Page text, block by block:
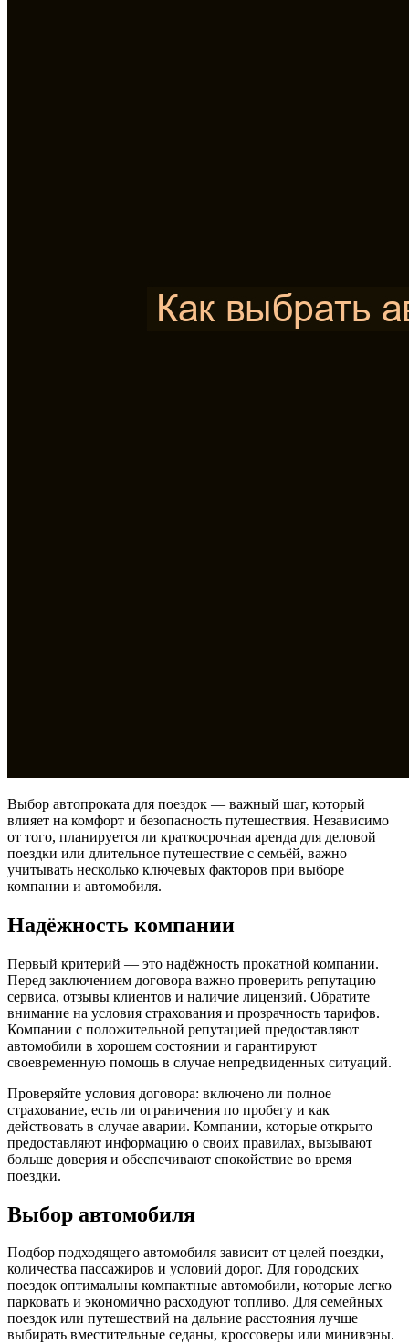
Выбор автопроката для поездок — важный шаг, который
влияет на комфорт и безопасность путешествия. Независимо
от того, планируется ли краткосрочная аренда для деловой
поездки или длительное путешествие с семьёй, важно
учитывать несколько ключевых факторов при выборе
компании и автомобиля.
Надёжность компании
Первый критерий — это надёжность прокатной компании.
Перед заключением договора важно проверить репутацию
сервиса, отзывы клиентов и наличие лицензий. Обратите
внимание на условия страхования и прозрачность тарифов.
Компании с положительной репутацией предоставляют
автомобили в хорошем состоянии и гарантируют
своевременную помощь в случае непредвиденных ситуаций.
Проверяйте условия договора: включено ли полное
страхование, есть ли ограничения по пробегу и как
действовать в случае аварии. Компании, которые открыто
предоставляют информацию о своих правилах, вызывают
больше доверия и обеспечивают спокойствие во время
поездки.
Выбор автомобиля
Подбор подходящего автомобиля зависит от целей поездки,
количества пассажиров и условий дорог. Для городских
поездок оптимальны компактные автомобили, которые легко
парковать и экономично расходуют топливо. Для семейных
поездок или путешествий на дальние расстояния лучше
выбирать вместительные седаны, кроссоверы или минивэны.